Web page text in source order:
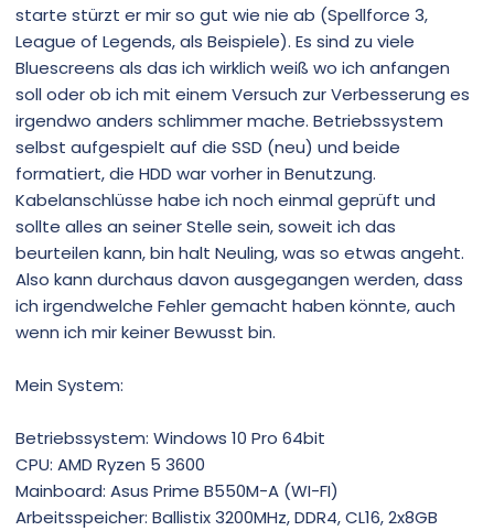
starte stürzt er mir so gut wie nie ab (Spellforce 3,
League of Legends, als Beispiele). Es sind zu viele
Bluescreens als das ich wirklich weiß wo ich anfangen
soll oder ob ich mit einem Versuch zur Verbesserung es
irgendwo anders schlimmer mache. Betriebssystem
selbst aufgespielt auf die SSD (neu) und beide
formatiert, die HDD war vorher in Benutzung.
Kabelanschlüsse habe ich noch einmal geprüft und
sollte alles an seiner Stelle sein, soweit ich das
beurteilen kann, bin halt Neuling, was so etwas angeht.
Also kann durchaus davon ausgegangen werden, dass
ich irgendwelche Fehler gemacht haben könnte, auch
wenn ich mir keiner Bewusst bin.
Mein System:
Betriebssystem: Windows 10 Pro 64bit
CPU: AMD Ryzen 5 3600
Mainboard: Asus Prime B550M-A (WI-FI)
Arbeitsspeicher: Ballistix 3200MHz, DDR4, CL16, 2x8GB